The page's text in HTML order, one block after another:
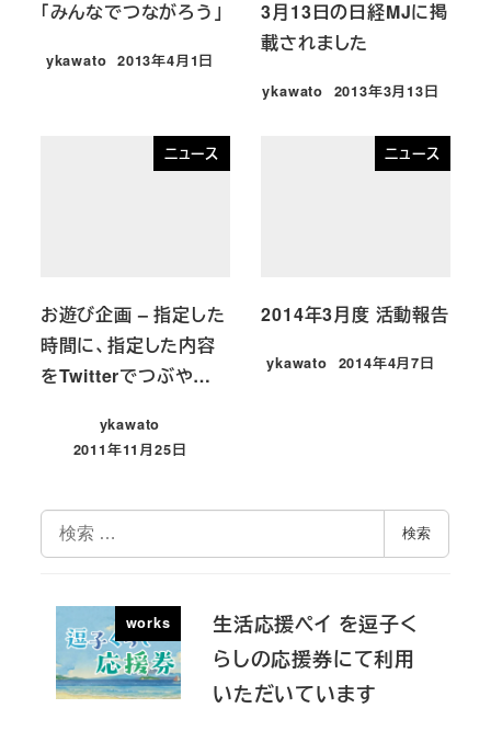
「みんなでつながろう」
ykawato
投稿日
2013年4月1日
3月13日の日経MJに掲
載されました
ykawato
投稿日
2013年3月13日
ニュース
お遊び企画 – 指定した
時間に、指定した内容
をTwitterでつぶや…
ykawato
投稿日
2011年11月25日
ニュース
2014年3月度 活動報告
ykawato
投稿日
2014年4月7日
検
索
検索
works
生活応援ペイ を逗子く
らしの応援券にて利用
いただいています